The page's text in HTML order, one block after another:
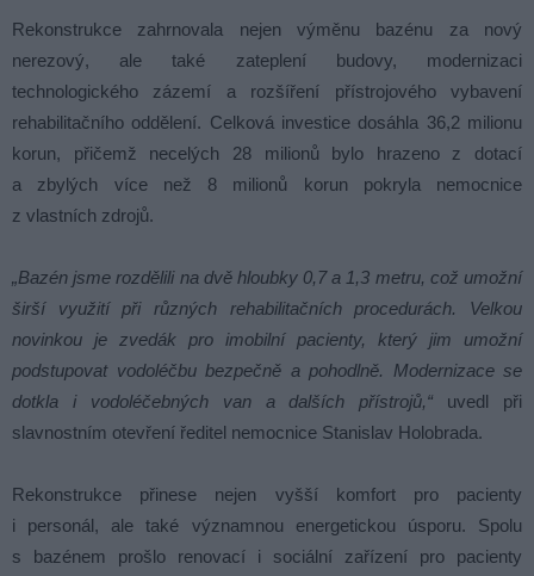
Rekonstrukce zahrnovala nejen výměnu bazénu za nový
nerezový, ale také zateplení budovy, modernizaci
technologického zázemí a rozšíření přístrojového vybavení
rehabilitačního oddělení. Celková investice dosáhla 36,2 milionu
korun, přičemž necelých 28 milionů bylo hrazeno z dotací
a zbylých více než 8 milionů korun pokryla nemocnice
z vlastních zdrojů.
„Bazén jsme rozdělili na dvě hloubky 0,7 a 1,3 metru, což umožní
širší využití při různých rehabilitačních procedurách. Velkou
novinkou je zvedák pro imobilní pacienty, který jim umožní
podstupovat vodoléčbu bezpečně a pohodlně. Modernizace se
dotkla i vodoléčebných van a dalších přístrojů,“ uvedl při
slavnostním otevření ředitel nemocnice Stanislav Holobrada.
Rekonstrukce přinese nejen vyšší komfort pro pacienty
i personál, ale také významnou energetickou úsporu. Spolu
s bazénem prošlo renovací i sociální zařízení pro pacienty